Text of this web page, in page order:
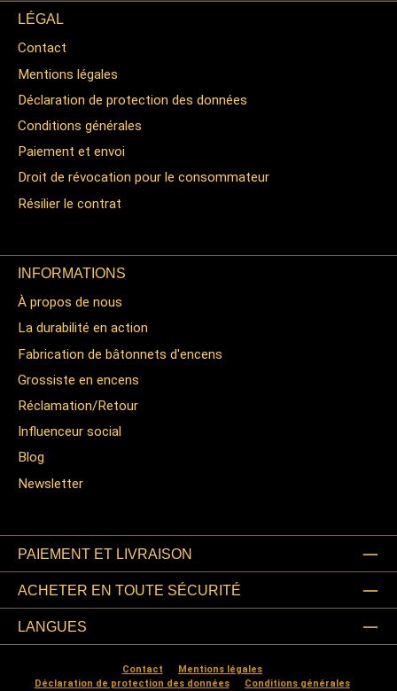
LÉGAL
Contact
Mentions légales
Déclaration de protection des données
Conditions générales
Paiement et envoi
Droit de révocation pour le consommateur
Résilier le contrat
INFORMATIONS
À propos de nous
La durabilité en action
Fabrication de bâtonnets d'encens
Grossiste en encens
Réclamation/Retour
Influenceur social
Blog
Newsletter
PAIEMENT ET LIVRAISON
ACHETER EN TOUTE SÉCURITÉ
LANGUES
Contact
Mentions légales
Déclaration de protection des données
Conditions générales